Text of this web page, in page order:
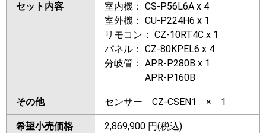
セット内容
室内機： CS-P56L6A x 4
室外機： CU-P224H6 x 1
リモコン： CZ-10RT4C x 1
パネル： CZ-80KPEL6 x 4
分岐管： APR-P280B x 1
APR-P160B
その他 センサー CZ-CSEN1 × 1
希望小売価格 2,869,900 円(税込)